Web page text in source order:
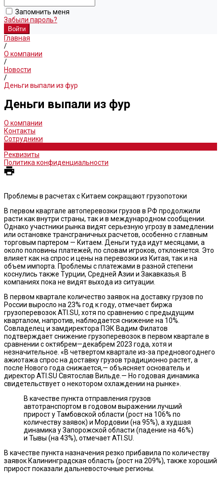
Запомнить меня
Забыли пароль?
Главная
/
О компании
/
Новости
/
Деньги выпали из фур
Деньги выпали из фур
О компании
Контакты
Сотрудники
Реквизиты
Политика конфиденциальности
Проблемы в расчетах с Китаем сокращают грузопотоки
В первом квартале автоперевозки грузов в РФ продолжили
расти как внутри страны, так и в международном сообщении.
Однако участники рынка видят серьезную угрозу в замедлении
или остановке трансграничных расчетов, особенно с главным
торговым партером — Китаем. Деньги туда идут месяцами, а
около половины платежей, по словам игроков, отклоняется. Это
влияет как на спрос и цены на перевозки из Китая, так и на
объем импорта. Проблемы с платежами в разной степени
коснулись также Турции, Средней Азии и Закавказья. В
компаниях пока не видят выхода из ситуации.
В первом квартале количество заявок на доставку грузов по
России выросло на 23% год к году, отмечает биржа
грузоперевозок ATI.SU, хотя по сравнению с предыдущим
кварталом, напротив, наблюдается снижение на 10%.
Совладелец и замдиректора ПЭК Вадим Филатов
подтверждает снижение грузоперевозок в первом квартале в
сравнении с октябрем—декабрем 2023 года, хотя и
незначительное. «В четвертом квартале из-за предновогоднего
ажиотажа спрос на доставку грузов традиционно растет, а
после Нового года снижается,— объясняет основатель и
директор ATI.SU Святослав Вильде.— Но годовая динамика
свидетельствует о некотором охлаждении на рынке».
В качестве пункта отправления грузов
автотранспортом в годовом выражении лучший
прирост у Тамбовской области (рост на 106% по
количеству заявок) и Мордовии (на 95%), а худшая
динамика у Запорожской области (падение на 46%)
и Тывы (на 43%), отмечает ATI.SU.
В качестве пункта назначения резко прибавила по количеству
заявок Калининградская область (рост на 209%), также хороший
прирост показали дальневосточные регионы.